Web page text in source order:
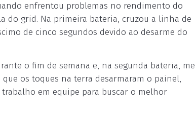
enfrentou problemas no rendimento do
do grid. Na primeira bateria, cruzou a linha de
de cinco segundos devido ao desarme do
o fim de semana e, na segunda bateria, me
os toques na terra desarmaram o painel,
trabalho em equipe para buscar o melhor